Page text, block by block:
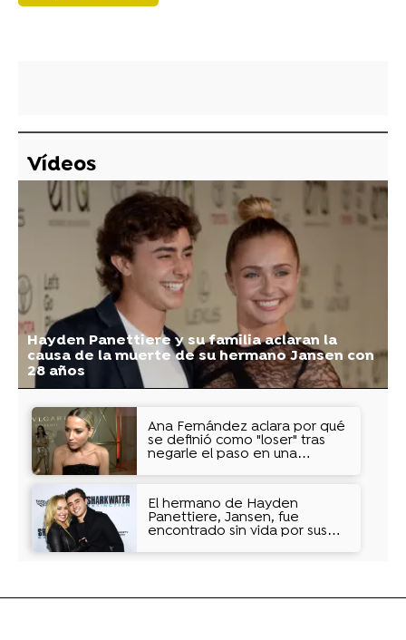
Vídeos
Hayden Panettiere y su familia aclaran la
causa de la muerte de su hermano Jansen con
28 años
Ana Fernández aclara por qué
se definió como "loser" tras
negarle el paso en una
El hermano de Hayden
Panettiere, Jansen, fue
encontrado sin vida por sus
reanimarle sin éxito